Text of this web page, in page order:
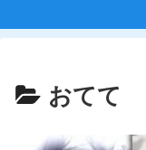
おてて